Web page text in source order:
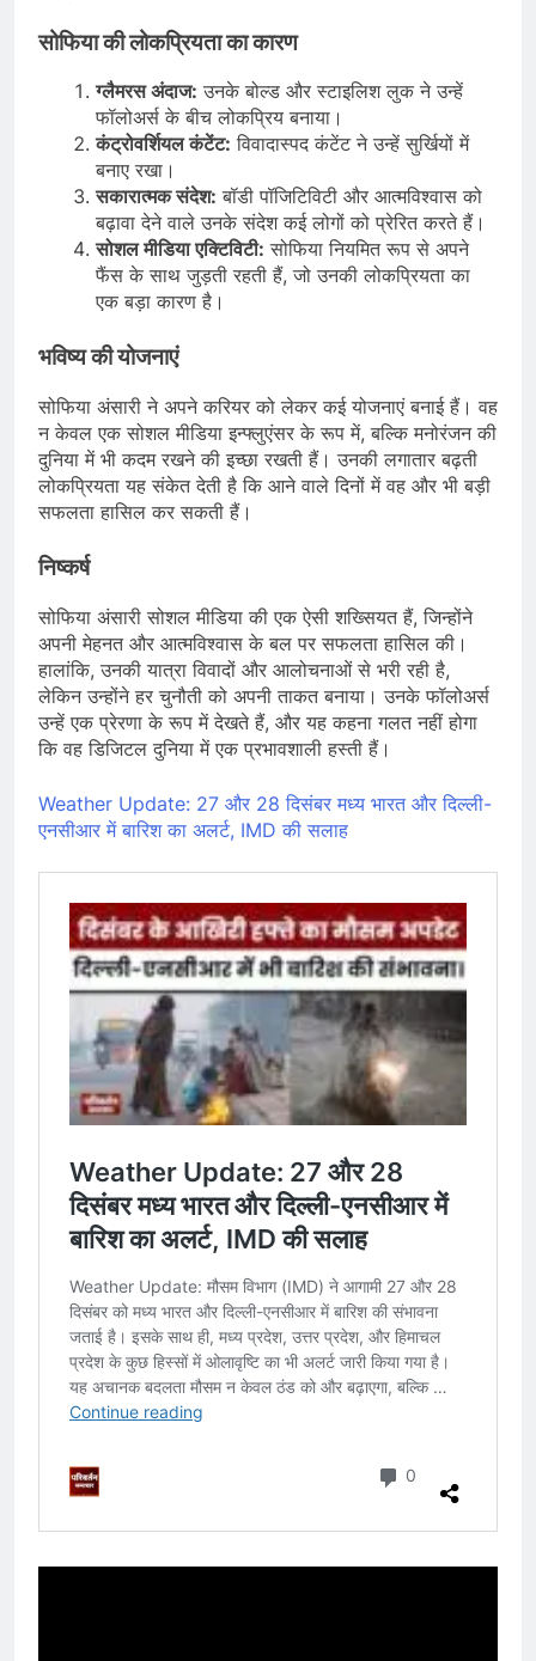
सोफिया की लोकप्रियता का कारण
ग्लैमरस अंदाज: उनके बोल्ड और स्टाइलिश लुक ने उन्हें
फॉलोअर्स के बीच लोकप्रिय बनाया।
कंट्रोवर्शियल कंटेंट: विवादास्पद कंटेंट ने उन्हें सुर्खियों में
बनाए रखा।
सकारात्मक संदेश: बॉडी पॉजिटिविटी और आत्मविश्वास को
बढ़ावा देने वाले उनके संदेश कई लोगों को प्रेरित करते हैं।
सोशल मीडिया एक्टिविटी: सोफिया नियमित रूप से अपने
फैंस के साथ जुड़ती रहती हैं, जो उनकी लोकप्रियता का
एक बड़ा कारण है।
भविष्य की योजनाएं
सोफिया अंसारी ने अपने करियर को लेकर कई योजनाएं बनाई हैं। वह
न केवल एक सोशल मीडिया इन्फ्लुएंसर के रूप में, बल्कि मनोरंजन की
दुनिया में भी कदम रखने की इच्छा रखती हैं। उनकी लगातार बढ़ती
लोकप्रियता यह संकेत देती है कि आने वाले दिनों में वह और भी बड़ी
सफलता हासिल कर सकती हैं।
निष्कर्ष
सोफिया अंसारी सोशल मीडिया की एक ऐसी शख्सियत हैं, जिन्होंने
अपनी मेहनत और आत्मविश्वास के बल पर सफलता हासिल की।
हालांकि, उनकी यात्रा विवादों और आलोचनाओं से भरी रही है,
लेकिन उन्होंने हर चुनौती को अपनी ताकत बनाया। उनके फॉलोअर्स
उन्हें एक प्रेरणा के रूप में देखते हैं, और यह कहना गलत नहीं होगा
कि वह डिजिटल दुनिया में एक प्रभावशाली हस्ती हैं।
Weather Update: 27 और 28 दिसंबर मध्य भारत और दिल्ली-
एनसीआर में बारिश का अलर्ट, IMD की सलाह